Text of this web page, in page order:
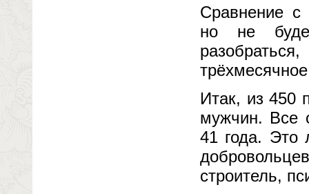
Сравнение с
но не
Итак, из 450
мужчин. Все
41 года. Это
строитель,